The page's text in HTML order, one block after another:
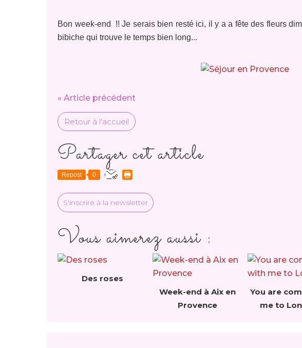
Bon week-end !! Je serais bien resté ici, il y a a fête des fleurs
bibiche qui trouve le temps bien long...
« Article précédent
Retour à l'accueil
Partager cet article
Repost 0
S'inscrire à la newsletter
Vous aimerez aussi :
Des roses
Week-end à Aix en
Provence
You are
me to